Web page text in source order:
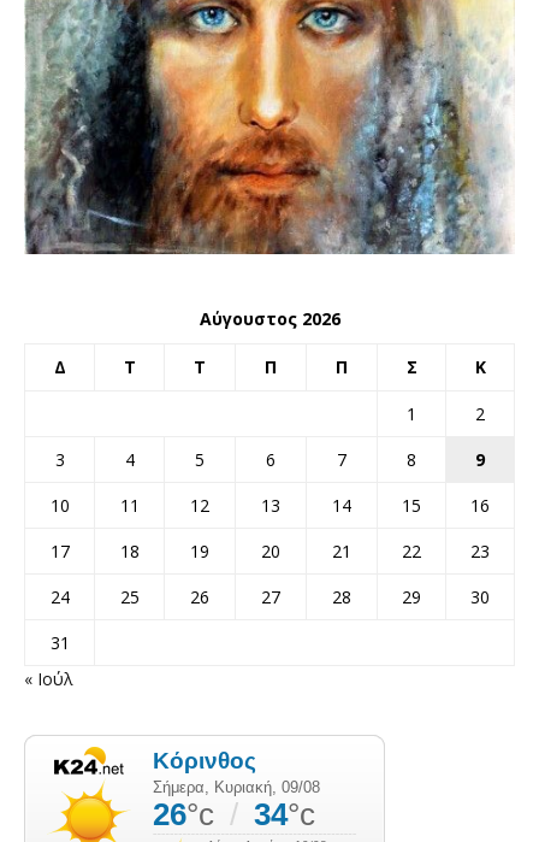
Αύγουστος 2026
Δ Τ Τ Π Π Σ Κ
1
2
3
4 5 6 7 8
9
10
11 12 13 14 15
16
17
18 19 20 21 22
23
24
25 26 27 28 29
30
31
« Ιούλ